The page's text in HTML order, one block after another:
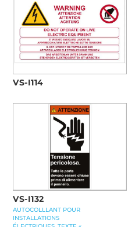
VS-I114
VS-I132
AUTOCOLLLANT POUR
INSTALLATIONS